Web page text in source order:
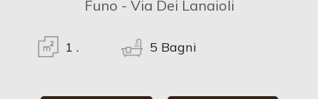
Funo - Via Dei Lanaioli
1 . 5 Bagni